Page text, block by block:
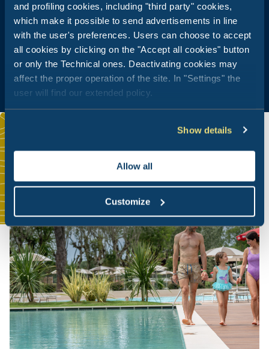
and profiling cookies, including "third party" cookies,
which make it possible to send advertisements in line
with the user's preferences. Users can choose to accept
all cookies by clicking on the "Accept all cookies" button
or only the Technical ones. Deactivating cookies may
affect the proper operation of the site. In "Settings" the
user will find our extended policy.
Show details
Allow all
Customize
Schwimmbecken
River-Pool